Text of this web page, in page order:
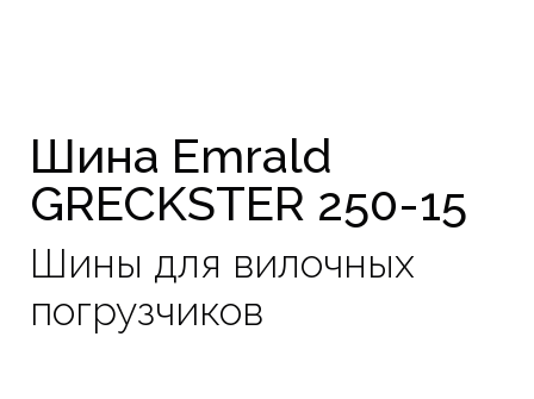
Шина Emrald
GRECKSTER 250-15
Шины для вилочных
погрузчиков